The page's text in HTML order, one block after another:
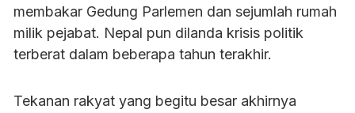
membakar Gedung Parlemen dan sejumlah rumah
milik pejabat. Nepal pun dilanda krisis politik
terberat dalam beberapa tahun terakhir.
Tekanan rakyat yang begitu besar akhirnya